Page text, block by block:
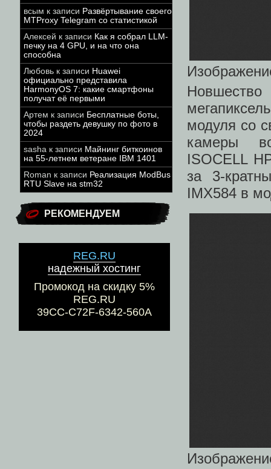
всым к записи Развёртывание своего
MTProxy Telegram со статистикой
Алексей к записи Как я собрал LLM-
печку на 4 GPU, и на что она
способна
Любовь к записи Huawei
официально представила
HarmonyOS 7: какие смартфоны
получат её первыми
Артем к записи Бесплатные боты,
чтобы раздеть девушку по фото в
2024
sasha к записи Майнинг биткоинов
на 55-летнем ветеране IBM 1401
Roman к записи Реализация ModBus
RTU Slave на stm32
РЕКОМЕНДУЕМ
REG.RU
надежный хостинг
Промокод на скидку 5%
REG.RU
39CC-C72F-6342-560A
модуля со
камеры
ISOCELL
за 3-
IMX584 в